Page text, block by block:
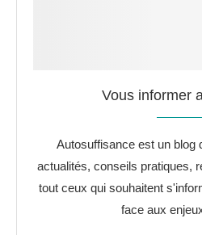
Vous informer
Autosuffisance est un blog
actualités, conseils pratiques,
tout ceux qui souhaitent
face aux